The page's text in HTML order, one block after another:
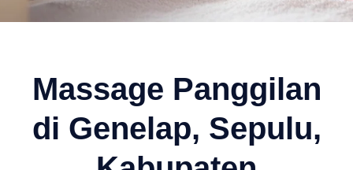
Massage Panggilan
di Genelap, Sepulu,